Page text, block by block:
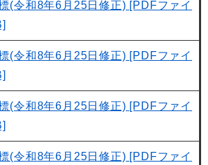
(令和8年6月25日修正) [PDFファイ
(令和8年6月25日修正) [PDFファイ
(令和8年6月25日修正) [PDFファイ
(令和8年6月25日修正) [PDFファイ